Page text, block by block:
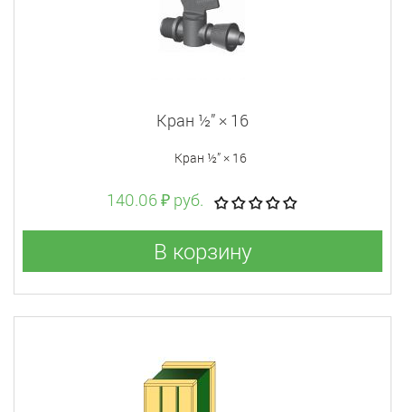
Кран ½” × 16
Кран ½” × 16
140.06 ₽ руб.
В корзину